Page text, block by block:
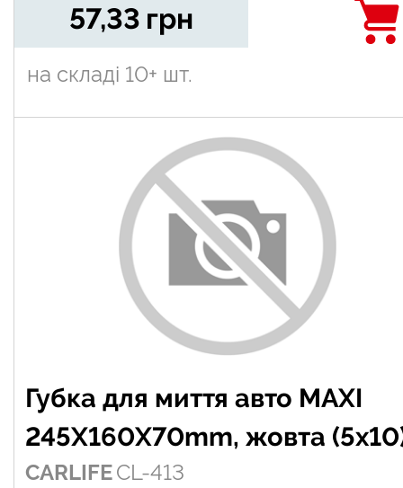
57,33 грн
на складі 10+ шт.
Губка для миття авто MAXI
245X160X70mm, жовта
CARLIFECL-413